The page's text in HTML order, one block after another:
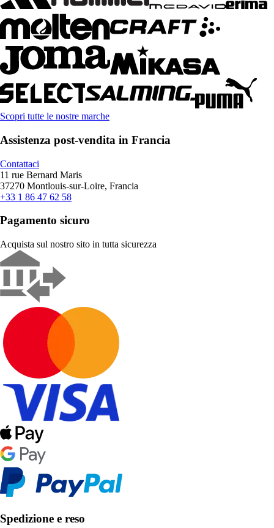
Scopri tutte le nostre marche
Assistenza post-vendita in Francia
Contattaci
11 rue Bernard Maris
37270 Montlouis-sur-Loire, Francia
+33 1 86 47 62 58
Pagamento sicuro
Acquista sul nostro sito in tutta sicurezza
Spedizione e reso